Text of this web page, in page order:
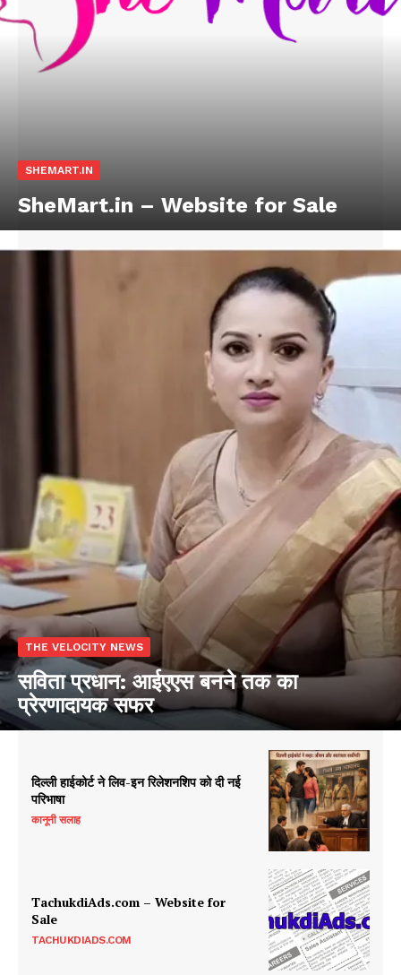
SHEMART.IN
SheMart.in – Website for Sale
THE VELOCITY NEWS
सविता प्रधान: आईएएस बनने तक का
प्रेरणादायक सफर
दिल्ली हाईकोर्ट ने लिव-इन रिलेशनशिप को दी नई
परिभाषा
कानूनी सलाह
TachukdiAds.com – Website for
Sale
TACHUKDIADS.COM